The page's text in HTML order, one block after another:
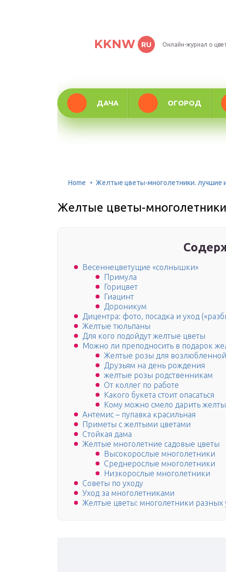
KKNW RU Онлайн-журнал о
ДАЧА ОГОРОД
Home Желтые цветы-многолетники. лучшие
Желтые цветы-
Весеннецветущие «солнышки»
Примула
Горицвет
Гиацинт
Дороникум
Дицентра: фото, посадка и уход
Желтые тюльпаны
Для кого подойдут желтые цветы
Можно ли преподносить в подарок
Желтые розы для возлюбленной
Друзьям на день рождения
желтые розы родственникам
От коллег по работе
Какого букета стоит опасаться
Кому можно смело дарить
Антемис – пупавка красильная
Приметы с желтыми цветами
Стойкая дама
Желтые многолетние садовые цветы
Высокорослые многолетники
Среднерослые многолетники
Низкорослые многолетники
Советы по уходу
Уход за многолетниками
Желтые цветы: многолетники разных